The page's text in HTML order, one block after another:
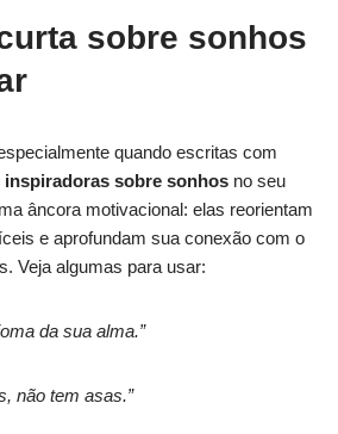
sobre sonhos
quando escritas com
inspiradoras sobre sonhos no seu
âncora motivacional: elas reorientam
e aprofundam sua conexão com o
Veja algumas para usar:
da sua alma.”
não tem asas.”